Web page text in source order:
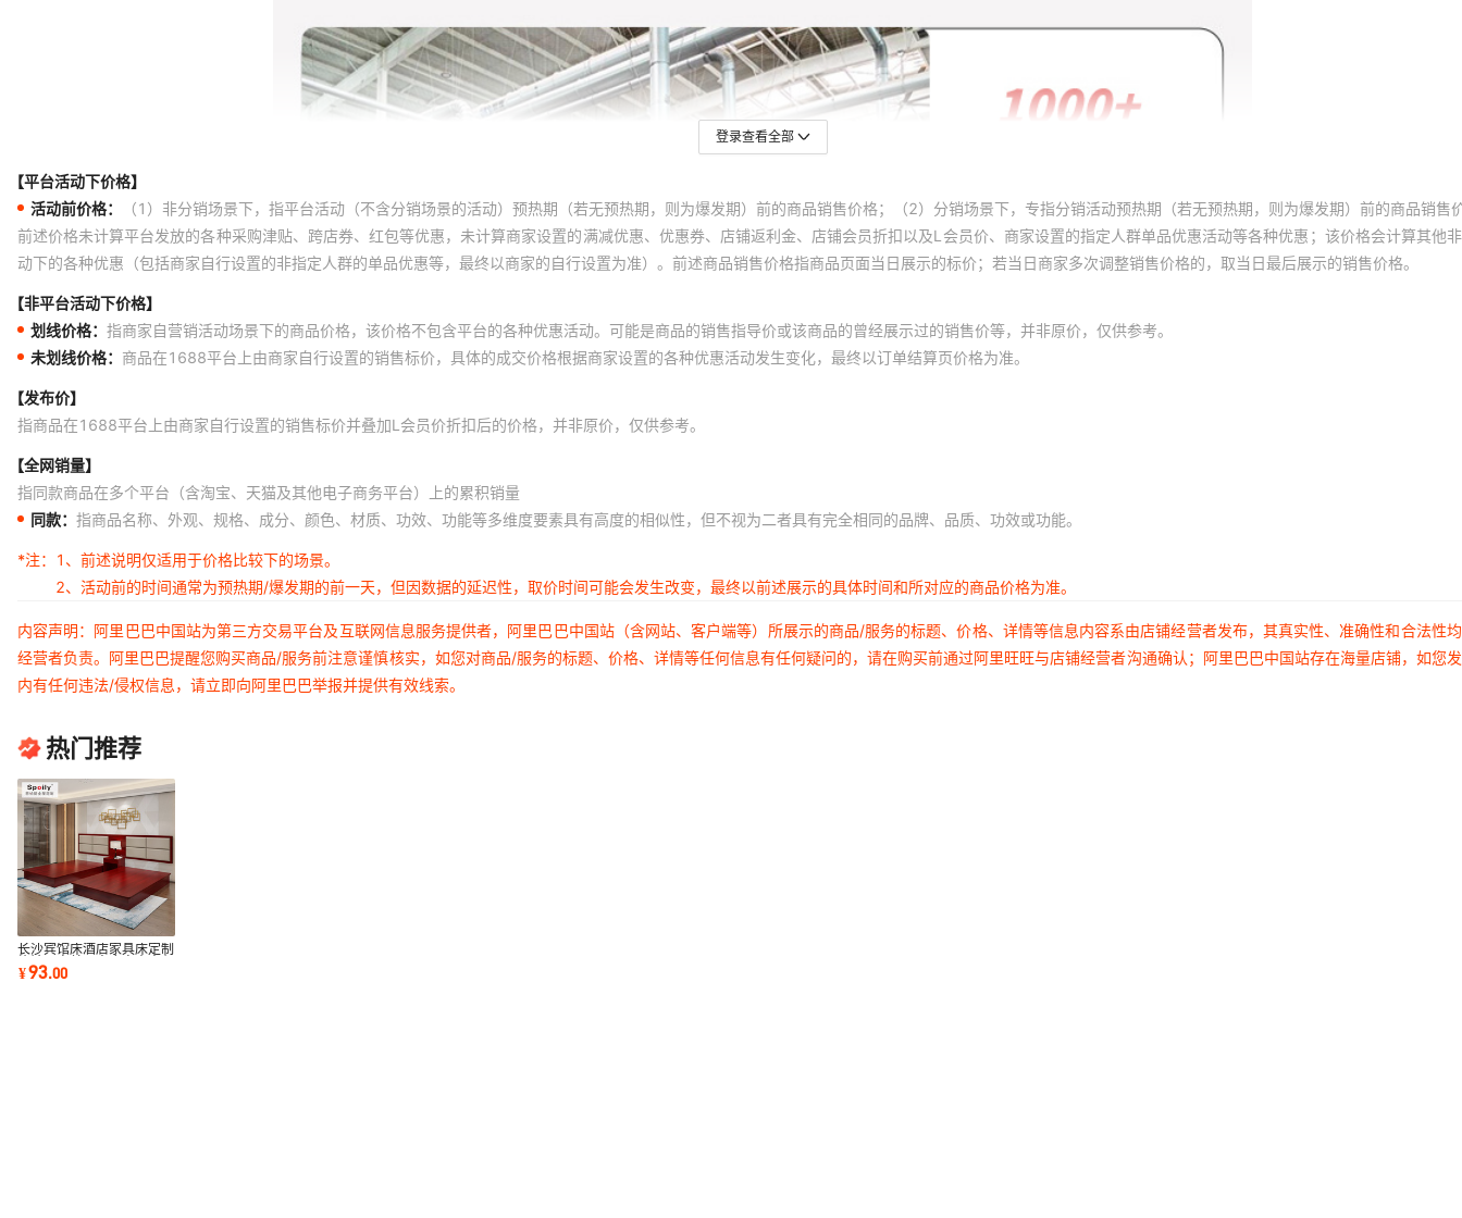
登录查看全部
【平台活动下价格】
活动前价格：
（1）非分销场景下，指平台活动（不含分销场景的活动）预热期（若无预热期，则为爆发期）前的商品销售价格；（2）分销场景下，专指分销活动预热期（若无预热期，则为爆发期）前的商品销售
前述价格未计算平台发放的各种采购津贴、跨店券、红包等优惠，未计算商家设置的满减优惠、优惠券、店铺返利金、店铺会员折扣以及L会员价、商家设置的指定人群单品优惠活动等各种优惠；该价格会计算其他
动下的各种优惠（包括商家自行设置的非指定人群的单品优惠等，最终以商家的自行设置为准）。前述商品销售价格指商品页面当日展示的标价；若当日商家多次调整销售价格的，取当日最后展示的销售价格。
【非平台活动下价格】
划线价格： 指商家自营销活动场景下的商品价格，该价格不包含平台的各种优惠活动。可能是商品的销售指导价或该商品的曾经展示过的销售价等，并非原价，仅供参考。
未划线价格： 商品在1688平台上由商家自行设置的销售标价，具体的成交价格根据商家设置的各种优惠活动发生变化，最终以订单结算页价格为准。
【发布价】
指商品在1688平台上由商家自行设置的销售标价并叠加L会员价折扣后的价格，并非原价，仅供参考。
【全网销量】
指同款商品在多个平台（含淘宝、天猫及其他电子商务平台）上的累积销量
同款： 指商品名称、外观、规格、成分、颜色、材质、功效、功能等多维度要素具有高度的相似性，但不视为二者具有完全相同的品牌、品质、功效或功能。
*注：
1、前述说明仅适用于价格比较下的场景。
2、活动前的时间通常为预热期/爆发期的前一天，但因数据的延迟性，取价时间可能会发生改变，最终以前述展示的具体时间和所对应的商品价格为准。
内容声明：阿里巴巴中国站为第三方交易平台及互联网信息服务提供者，阿里巴巴中国站（含网站、客户端等）所展示的商品/服务的标题、价格、详情等信息内容系由店铺经营者发布，其真实性、准确性和合法性
经营者负责。阿里巴巴提醒您购买商品/服务前注意谨慎核实，如您对商品/服务的标题、价格、详情等任何信息有任何疑问的，请在购买前通过阿里旺旺与店铺经营者沟通确认；阿里巴巴中国站存在海量店铺，如您
内有任何违法/侵权信息，请立即向阿里巴巴举报并提供有效线索。
热门推荐
长沙宾馆床酒店家具床定制
旅馆公寓单双人床客房出租
床标间全套
¥93.00